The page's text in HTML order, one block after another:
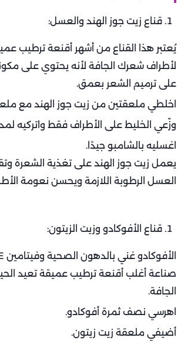
قناع زيت جوز الهند والعسل:
يُعتبر هذا القناع من أشهر أقنعة ترطيب
لأطراف شعرك الجافة لأنه يحتوي على
على ترميم الشعر بعمق.
اخلطي ملعقتين من زيت جوز الهند مع
وزّعي الخليط على الأطراف فقط واتركيه لمدة 30–45
اغسليه بالشامبو جيدًا.
يعمل زيت جوز الهند على تغذية الشعرة
العسل الرطوبة اللازمة ويحسن نعومة
قناع الأفوكادو وزيت الزيتون:
صناعة أغلب أقنعة ترطيب عميقة تعيد
الجافة.
اهرسي نصف ثمرة أفوكادو.
أضيفي ملعقة زيت زيتون.